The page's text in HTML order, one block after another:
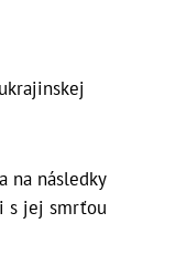
na následky
s jej smrťou